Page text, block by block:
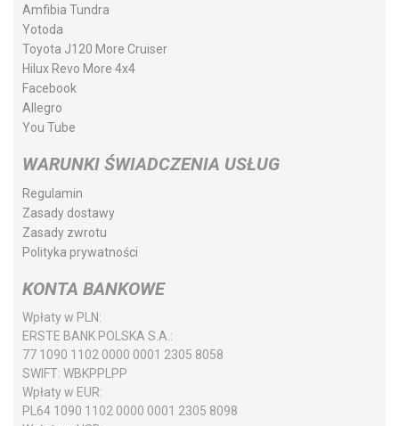
Amfibia Tundra
Yotoda
Toyota J120 More Cruiser
Hilux Revo More 4x4
Facebook
Allegro
You Tube
WARUNKI ŚWIADCZENIA USŁUG
Regulamin
Zasady dostawy
Zasady zwrotu
Polityka prywatności
KONTA BANKOWE
Wpłaty w PLN:
ERSTE BANK POLSKA S.A.:
77 1090 1102 0000 0001 2305 8058
SWIFT: WBKPPLPP
Wpłaty w EUR:
PL64 1090 1102 0000 0001 2305 8098